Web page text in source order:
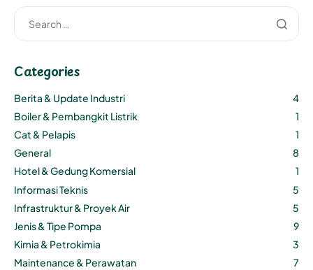
Categories
Berita & Update Industri
4
Boiler & Pembangkit Listrik
1
Cat & Pelapis
1
General
8
Hotel & Gedung Komersial
1
Informasi Teknis
5
Infrastruktur & Proyek Air
5
Jenis & Tipe Pompa
9
Kimia & Petrokimia
3
Maintenance & Perawatan
7